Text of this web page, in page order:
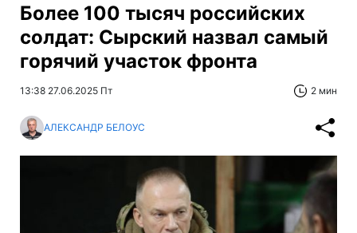
Более 100 тысяч российских
солдат: Сырский назвал самый
горячий участок фронта
13:38 27.06.2025 Пт 2 мин
АЛЕКСАНДР БЕЛОУС